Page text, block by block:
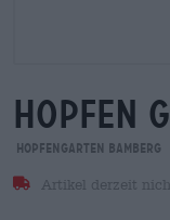
hopfen
Hopfengarten Bamberg
Artikel derzeit